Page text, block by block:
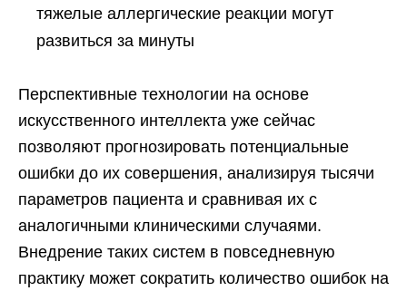
тяжелые аллергические реакции могут
развиться за минуты
Перспективные технологии на основе
искусственного интеллекта уже сейчас
позволяют прогнозировать потенциальные
ошибки до их совершения, анализируя тысячи
параметров пациента и сравнивая их с
аналогичными клиническими случаями.
Внедрение таких систем в повседневную
практику может сократить количество ошибок на